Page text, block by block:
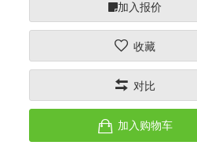
加入报价
收藏
对比
加入购物车